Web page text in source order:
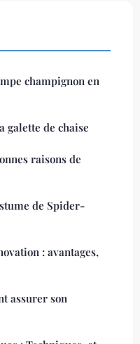
champignon en
galette de chaise
raisons de
de Spider-
: avantages,
assurer son